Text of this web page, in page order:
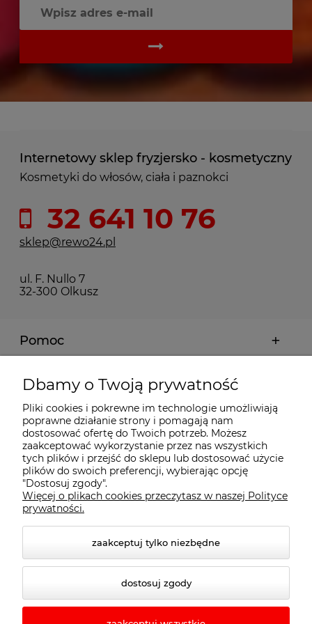
Internetowy sklep fryzjersko - kosmetyczny
Kosmetyki do włosów, ciała i paznokci
32 641 10 76
sklep@rewo24.pl
ul. F. Nullo 7
32-300 Olkusz
Pomoc
Moje konto
Płatności i dostawa
Informacje
O nas
Dbamy o Twoją prywatność
Pliki cookies i pokrewne im technologie umożliwiają
poprawne działanie strony i pomagają nam
dostosować ofertę do Twoich potrzeb. Możesz
zaakceptować wykorzystanie przez nas wszystkich
tych plików i przejść do sklepu lub dostosować użycie
plików do swoich preferencji, wybierając opcję
"Dostosuj zgody".
Więcej o plikach cookies przeczytasz w naszej Polityce
prywatności.
zaakceptuj tylko niezbędne
dostosuj zgody